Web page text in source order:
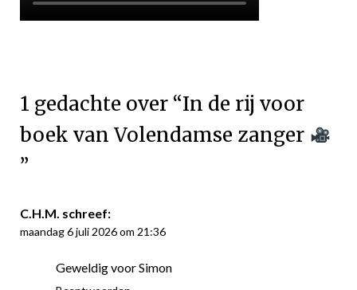
1 gedachte over “In de rij voor
boek van Volendamse zanger
”
C.H.M. schreef:
maandag 6 juli 2026 om 21:36
Geweldig voor Simon